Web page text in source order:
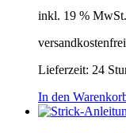
inkl. 19 % MwSt.
versandkostenfrei
Lieferzeit: 24
In den